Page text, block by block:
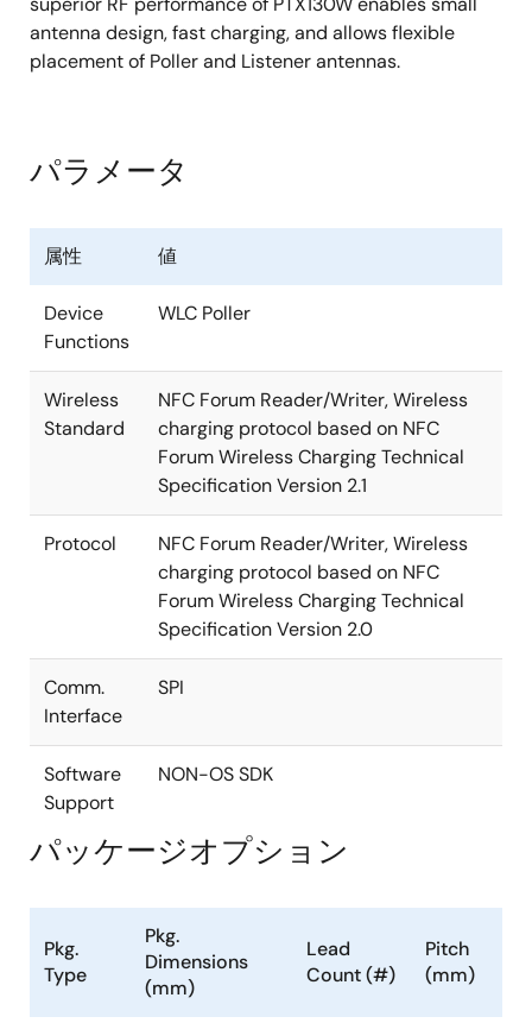
antenna design, fast charging, and allows flexible
placement of Poller and Listener antennas.
パラメータ
属性 値
Device
Functions
WLC Poller
Wireless
Standard
NFC Forum Reader/Writer, Wireless
charging protocol based on NFC
Forum Wireless Charging Technical
Specification Version 2.1
Protocol
NFC Forum Reader/Writer, Wireless
charging protocol based on NFC
Forum Wireless Charging Technical
Specification Version 2.0
Comm.
Interface
SPI
Software
Support
NON-OS SDK
パッケージオプション
Pkg.
Type
Pkg.
Dimensions
(mm)
Lead
Count (#)
Pitch
(mm)